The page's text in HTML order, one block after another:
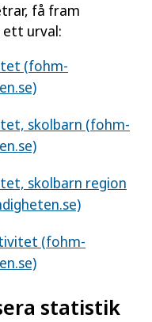
få fram
urval:
(fohm-
skolbarn (fohm-
skolbarn region
(fohm-
statistik